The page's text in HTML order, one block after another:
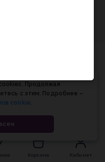
Корзина Кабинет
Продолжая
с этим. Подробнее –
cookie.